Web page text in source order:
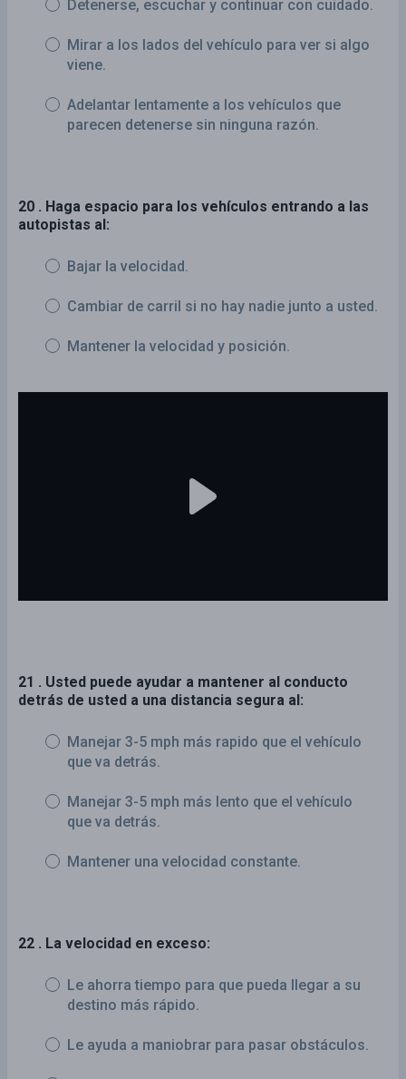
Detenerse, escuchar y continuar con cuidado.
Mirar a los lados del vehículo para ver si algo
viene.
Adelantar lentamente a los vehículos que
parecen detenerse sin ninguna razón.
20 . Haga espacio para los vehículos entrando a las
autopistas al:
Bajar la velocidad.
Cambiar de carril si no hay nadie junto a usted.
Mantener la velocidad y posición.
21 . Usted puede ayudar a mantener al conducto
detrás de usted a una distancia segura al:
Manejar 3-5 mph más rapido que el vehículo
que va detrás.
Manejar 3-5 mph más lento que el vehículo
que va detrás.
Mantener una velocidad constante.
22 . La velocidad en exceso:
Le ahorra tiempo para que pueda llegar a su
destino más rápido.
Le ayuda a maniobrar para pasar obstáculos.